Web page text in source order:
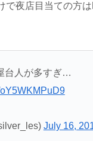
で夜店目当ての方
台人が多すぎ…
July 16,